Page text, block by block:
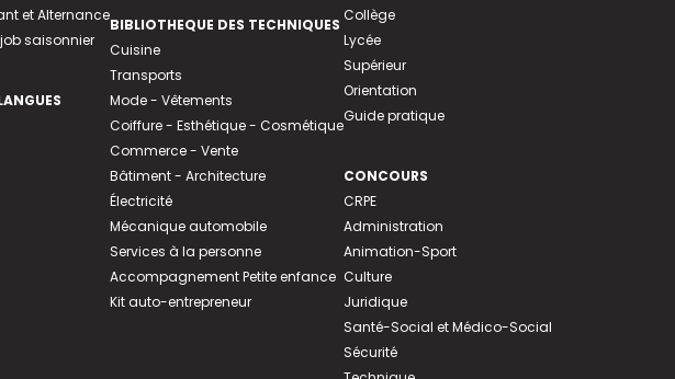
et Alternance
saisonnier
BIBLIOTHEQUE DES TECHNIQUES
Cuisine
Transports
Mode - Vêtements
Coiffure - Esthétique - Cosmétique
Commerce - Vente
Bâtiment - Architecture
Électricité
Mécanique automobile
Services à la personne
Accompagnement Petite enfance
Kit auto-entrepreneur
Collège
Lycée
Supérieur
Orientation
Guide pratique
CONCOURS
CRPE
Administration
Animation-Sport
Culture
Juridique
Santé-Social et Médico-Social
Sécurité